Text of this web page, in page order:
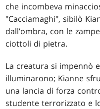
che incombeva
"Cacciamaghi", sibilò
dall’ombra, con le
ciottoli di pietra.
La creatura si impennò
illuminarono; Kianne
una lancia di forza
studente terrorizzato e